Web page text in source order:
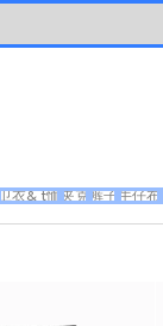
卫衣& t恤 夹克 裤子 牛仔布